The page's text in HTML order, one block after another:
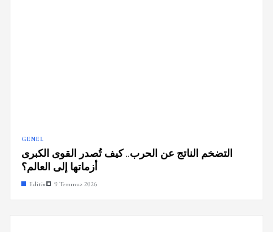
GENEL
التضخم الناتج عن الحرب.. كيف تُصدر القوى الكبرى
أزماتها إلى العالم؟
Editör 9 Temmuz 2026